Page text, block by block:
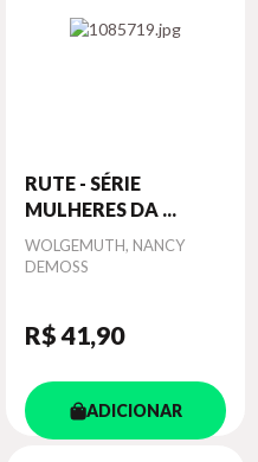
RUTE - SÉRIE
MULHERES DA ...
Autor
WOLGEMUTH, NANCY
DEMOSS
R$ 41,90
ADICIONAR